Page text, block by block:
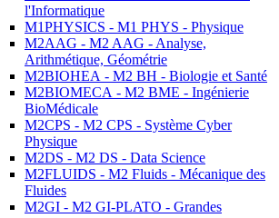
l'Informatique
M1PHYSICS - M1 PHYS - Physique
M2AAG - M2 AAG - Analyse,
Arithmétique, Géométrie
M2BIOHEA - M2 BH - Biologie et Santé
M2BIOMECA - M2 BME - Ingénierie
BioMédicale
M2CPS - M2 CPS - Système Cyber
Physique
M2DS - M2 DS - Data Science
M2FLUIDS - M2 Fluids - Mécanique des
Fluides
M2GI - M2 GI-PLATO - Grandes